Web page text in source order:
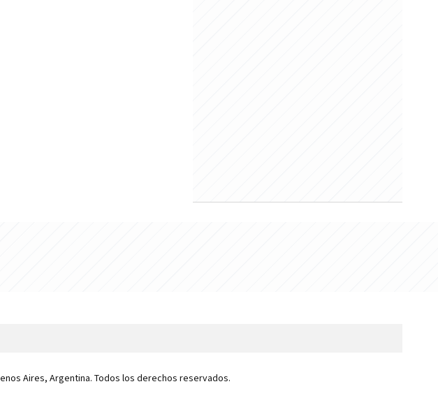
Aires, Argentina. Todos los derechos reservados.